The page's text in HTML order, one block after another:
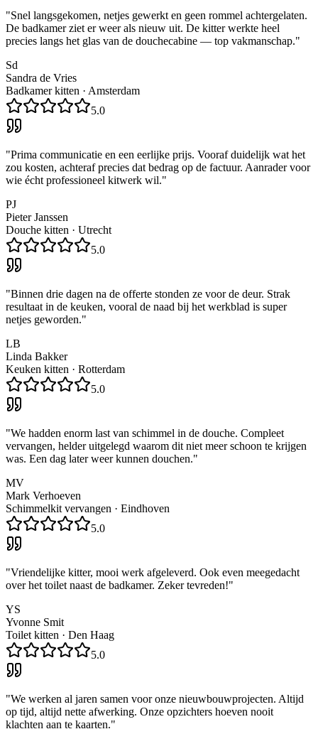
"Snel langsgekomen, netjes gewerkt en geen rommel achtergelaten.
De badkamer ziet er weer als nieuw uit. De kitter werkte heel
precies langs het glas van de douchecabine — top vakmanschap."
Sd
Sandra de Vries
Badkamer kitten · Amsterdam
5.0
"Prima communicatie en een eerlijke prijs. Vooraf duidelijk wat het
zou kosten, achteraf precies dat bedrag op de factuur. Aanrader voor
wie écht professioneel kitwerk wil."
PJ
Pieter Janssen
Douche kitten · Utrecht
5.0
"Binnen drie dagen na de offerte stonden ze voor de deur. Strak
resultaat in de keuken, vooral de naad bij het werkblad is super
netjes geworden."
LB
Linda Bakker
Keuken kitten · Rotterdam
5.0
"We hadden enorm last van schimmel in de douche. Compleet
vervangen, helder uitgelegd waarom dit niet meer schoon te krijgen
was. Een dag later weer kunnen douchen."
MV
Mark Verhoeven
Schimmelkit vervangen · Eindhoven
5.0
"Vriendelijke kitter, mooi werk afgeleverd. Ook even meegedacht
over het toilet naast de badkamer. Zeker tevreden!"
YS
Yvonne Smit
Toilet kitten · Den Haag
5.0
"We werken al jaren samen voor onze nieuwbouwprojecten. Altijd
op tijd, altijd nette afwerking. Onze opzichters hoeven nooit
klachten aan te kaarten."